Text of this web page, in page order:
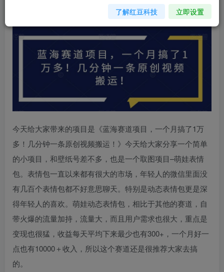
今天给大家带来的项目是《蓝海赛道项目，一个月搞了1万
多！几分钟一条原创视频搬运！》今天给大家分享一个简单
的小项目，和壁纸号差不多，也是一个取图项目–萌娃表情
包。表情包一直以来都有很大的市场，年轻人的微信里面没
有几百个表情包都不好意思聊天。特别是动态表情包更是深
得年轻人的喜欢。萌娃动态表情包，相比于其他的赛道，自
带火爆的流量加持，流量大，而且用户需求也很大，重点是
变现也很猛，收益每天平均下来最少也有300+，一个月好一
点也有10000＋收入，所以这个赛道还是很推荐大家去搞
的。
了解红豆科技 立即设置